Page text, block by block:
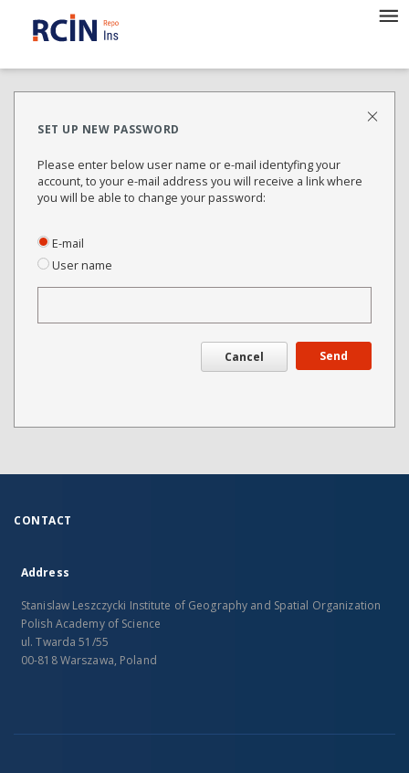
SET UP NEW PASSWORD
Please enter below user name or e-mail identyfing your
account, to your e-mail address you will receive a link where
you will be able to change your password:
E-mail
User name
Cancel Send
CONTACT
Address
Stanislaw Leszczycki Institute of Geography and Spatial Organization
Polish Academy of Science
ul. Twarda 51/55
00-818 Warszawa, Poland